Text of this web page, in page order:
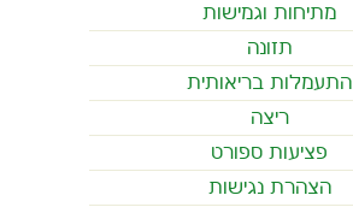
מתיחות וגמישות
תזונה
התעמלות בריאותית
ריצה
פציעות ספורט
הצהרת נגישות